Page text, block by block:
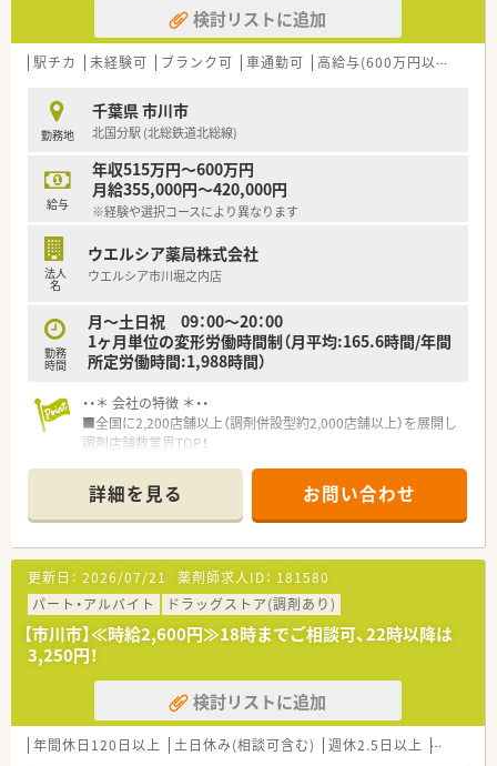
施。在宅報酬金額もドラッグストア内で第1位です。
■時短勤務は、お子様が中学1年生まで取得可能！と業界屈指の
期間です
検討リストに追加
駅チカ 未経験可 ブランク可 車通勤可 高給与(600万円以上)
勤務地
千葉県 市川市
北国分駅 (北総鉄道北総線)
給与
年収515万円～600万円
月給355,000円～420,000円
※経験や選択コースにより異なります
法人
名
ウエルシア薬局株式会社
ウエルシア市川堀之内店
勤務
時間
月～土日祝 09：00～20：00
1ヶ月単位の変形労働時間制（月平均:165.6時間/年間
所定労働時間:1,988時間）
・・＊ 会社の特徴 ＊・・
■全国に2,200店舗以上（調剤併設型約2,000店舗以上）を展開し
調剤店舗数業界TOP！
頑張り次第で高給与も可能！
■経験や勤務コースによりますが、経験の少ない方でも500万前
半スタートと業界TOP水準！
■職種や職域に合わせ、豊富な社内研修や外部組織と連携した研
修を用意されています
■薬剤師が中心の会社だからこそ活躍できるキャリアパスが多
種多様に用意されています。
■店舗拡大に伴い、エリアマネジャーや営業部長等のマネジメン
トのポジションも増えます。
■在宅や教育等の専門性を活かせるスペシャリストを目指すこ
とも可能です。
■その他にも、管理部門や商品部門等の本社スタッフなど活動領
域は多種多様です。
■在宅実施店舗は年々増加しており、在宅医療へもしっかりと関
詳細を見る お問い合わせ
更新日： 2026/07/21 薬剤師求人ID： 181580
パート・アルバイト
ドラッグストア(調剤あり)
【市川市】≪時給2,600円≫18時までご相談可、22時以降は
3,250円！
検討リストに追加
年間休日120日以上 土日休み(相談可含む) 週休2.5日以上 週32h以